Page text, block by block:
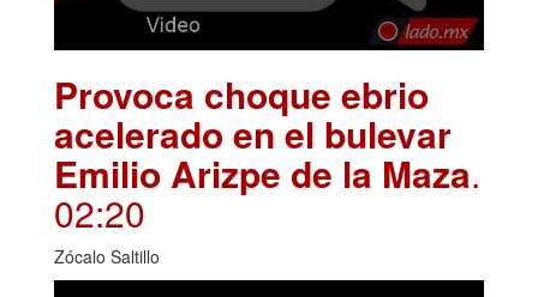
Provoca choque ebrio
acelerado en el bulevar
Emilio Arizpe de la Maza.
02:20
Zócalo Saltillo